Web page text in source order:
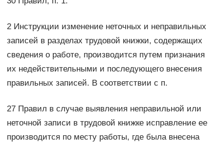
2 Инструкции изменение неточных и неправильных
записей в разделах трудовой книжки, содержащих
сведения о работе, производится путем признания
их недействительными и последующего внесения
правильных записей. В соответствии с п.
27 Правил в случае выявления неправильной или
неточной записи в трудовой книжке исправление ее
производится по месту работы, где была внесена